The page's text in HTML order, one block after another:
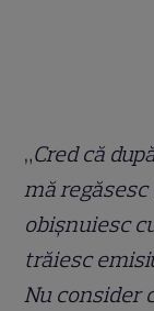
„Cred că
mă
obișnuiesc
trăiesc
Nu consider